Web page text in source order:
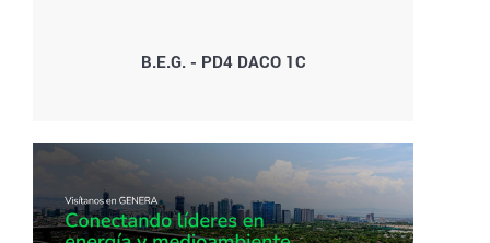
B.E.G. - PD4 DACO 1C